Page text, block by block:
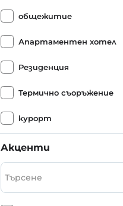
общежитие
Апартаментен хотел
Резиденция
Термично съоръжение
курорт
Апартамент
Акценти